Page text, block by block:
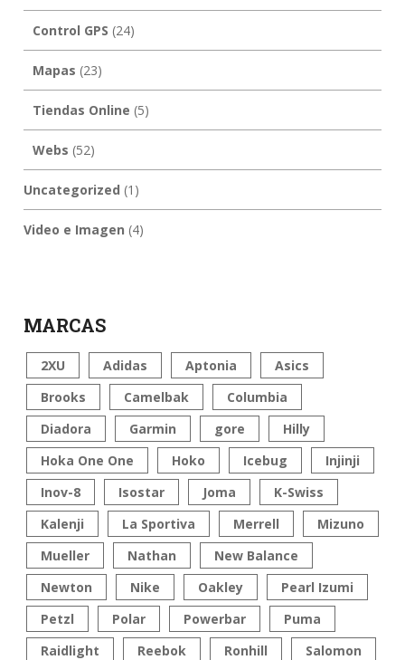
Control GPS (24)
Mapas (23)
Tiendas Online (5)
Webs (52)
Uncategorized (1)
Video e Imagen (4)
MARCAS
2XU Adidas Aptonia
Asics
Brooks
Camelbak
Columbia
Diadora
Garmin gore
Hilly
Hoka One One
Hoko Icebug
Injinji
Inov-8
Isostar Joma
K-Swiss
Kalenji
La Sportiva Merrell
Mizuno
Mueller
Nathan
New Balance
Newton
Nike Oakley
Pearl Izumi
Petzl
Polar Powerbar
Puma
Raidlight
Reebok Ronhill Salomon